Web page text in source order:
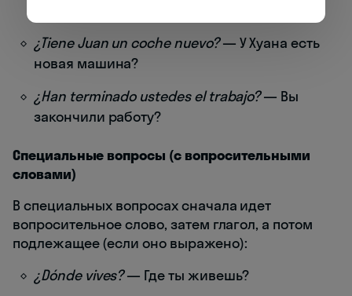
¿Tiene Juan un coche nuevo?— У Хуана есть
новая машина?
¿Han terminado ustedes el trabajo?— Вы
закончили работу?
Специальные вопросы (с вопросительными
словами)
В специальных вопросах сначала идет
вопросительное слово, затем глагол, а потом
подлежащее (если оно выражено):
¿Dónde vives?— Где ты живешь?